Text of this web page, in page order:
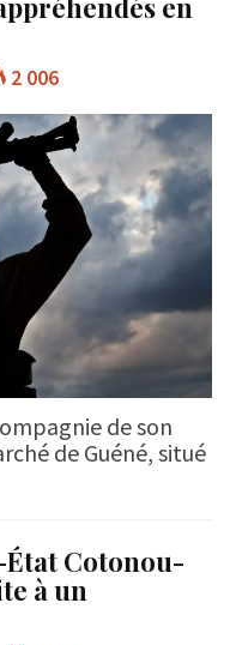
en
2 006
de son
de Guéné, situé
Cotonou-
à un